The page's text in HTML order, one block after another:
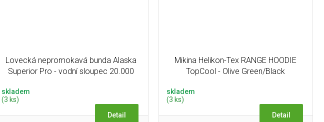
Lovecká nepromokavá bunda Alaska
Superior Pro - vodní sloupec 20.000
skladem
(3 ks)
Detail
Mikina Helikon-Tex RANGE HOODIE
TopCool - Olive Green/Black
skladem
(3 ks)
Detail